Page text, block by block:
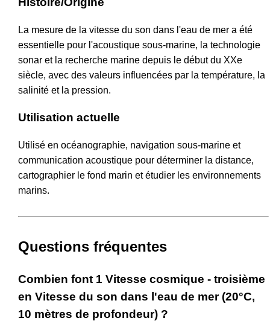
La mesure de la vitesse du son dans l'eau de mer a été
essentielle pour l'acoustique sous-marine, la technologie
sonar et la recherche marine depuis le début du XXe
siècle, avec des valeurs influencées par la température, la
salinité et la pression.
Utilisation actuelle
Utilisé en océanographie, navigation sous-marine et
communication acoustique pour déterminer la distance,
cartographier le fond marin et étudier les environnements
marins.
Questions fréquentes
Combien font 1 Vitesse cosmique - troisième
en Vitesse du son dans l'eau de mer (20°C,
10 mètres de profondeur) ?